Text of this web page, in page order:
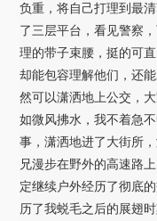
负重，将自己打理到最
了三层平台，看见警察
理的带子束腰，挺的可
却能包容理解他们，还
然可以潇洒地上公交，
如微风拂水，我不着急
事，潇洒地进了大街所
兄漫步在野外的高速路
定继续户外经历了彻底
历了我蜕毛之后的展翅时